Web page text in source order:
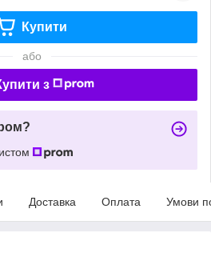
Купити
або
з
Доставка Оплата Умови